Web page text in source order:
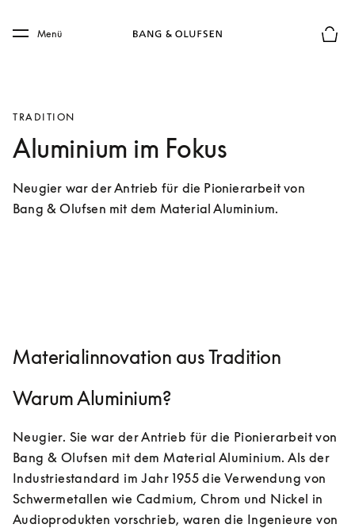
Skip to main footer
Menü
TRADITION
Aluminium im Fokus
Neugier war der Antrieb für die Pionierarbeit von
Bang & Olufsen mit dem Material Aluminium.
Materialinnovation aus Tradition
Warum Aluminium?
Neugier. Sie war der Antrieb für die Pionierarbeit von
Bang & Olufsen mit dem Material Aluminium. Als der
Industriestandard im Jahr 1955 die Verwendung von
Schwermetallen wie Cadmium, Chrom und Nickel in
Audioprodukten vorschrieb, waren die Ingenieure von